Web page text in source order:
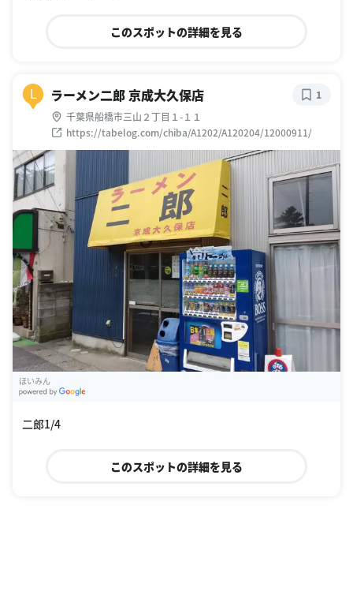
このスポットの詳細を見る
L ラーメン二郎 京成大久保店
千葉県船橋市三山２丁目１-１１
https://tabelog.com/chiba/A1202/A120204/12000911/
1
ほいみん
二郎1/4
このスポットの詳細を見る